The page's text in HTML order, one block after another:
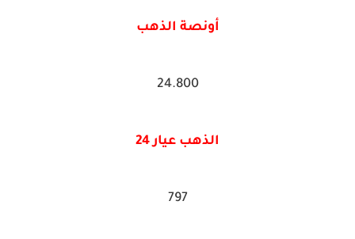
أونصة الذهب
24.800
الذهب عيار 24
797